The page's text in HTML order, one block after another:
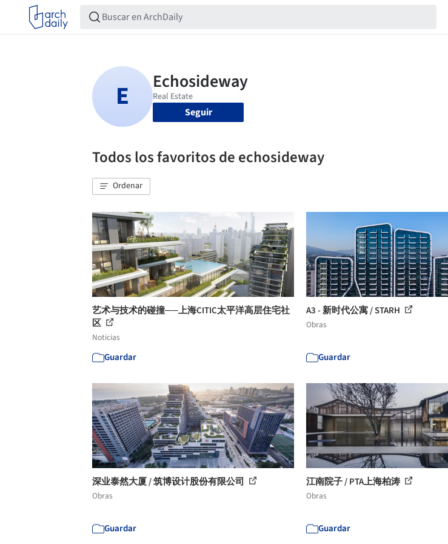
Seguir
Todos los favoritos de echosideway
Ordenar
艺术与技术的碰撞──上海CITIC太平洋高层住宅社
区
Noticias
Guardar
A3 - 新时代公寓 / STARH
Obras
Guardar
深业泰然大厦 / 筑博设计股份有限公司
Obras
Guardar
江南院子 / PTA上海柏涛
Obras
Guardar